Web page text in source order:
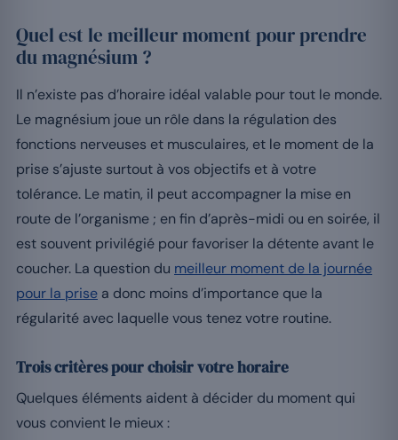
Quel est le meilleur moment pour prendre
du magnésium ?
Il n’existe pas d’horaire idéal valable pour tout le monde.
Le magnésium joue un rôle dans la régulation des
fonctions nerveuses et musculaires, et le moment de la
prise s’ajuste surtout à vos objectifs et à votre
tolérance. Le matin, il peut accompagner la mise en
route de l’organisme ; en fin d’après-midi ou en soirée, il
est souvent privilégié pour favoriser la détente avant le
coucher. La question du meilleur moment de la journée
pour la prise a donc moins d’importance que la
régularité avec laquelle vous tenez votre routine.
Trois critères pour choisir votre horaire
Quelques éléments aident à décider du moment qui
vous convient le mieux :